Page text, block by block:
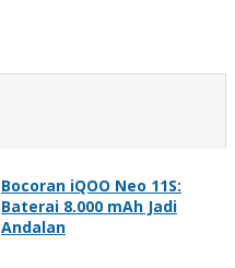
Bocoran iQOO Neo 11S:
Baterai 8.000 mAh Jadi
Andalan